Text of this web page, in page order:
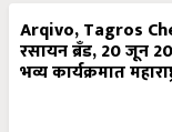
Arqivo, Tagros
रसायन ब्रँड, 20 जून
भव्य कार्यक्रमात